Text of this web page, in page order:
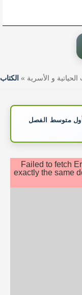
الحياتية و الأسرية » الكتاب
متوسط الفصل
Failed to fetch
exactly the same